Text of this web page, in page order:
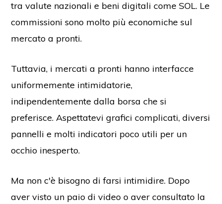
tra valute nazionali e beni digitali come SOL. Le
commissioni sono molto più economiche sul
mercato a pronti.
Tuttavia, i mercati a pronti hanno interfacce
uniformemente intimidatorie,
indipendentemente dalla borsa che si
preferisce. Aspettatevi grafici complicati, diversi
pannelli e molti indicatori poco utili per un
occhio inesperto.
Ma non c'è bisogno di farsi intimidire. Dopo
aver visto un paio di video o aver consultato la